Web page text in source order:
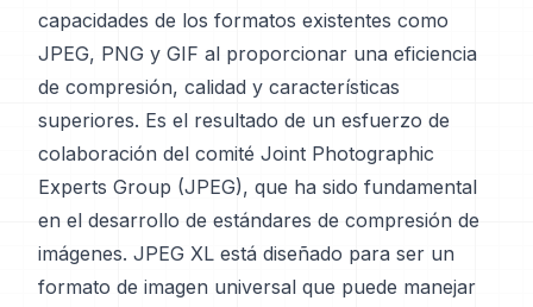
capacidades de los formatos existentes como
JPEG, PNG y GIF al proporcionar una eficiencia
de compresión, calidad y características
superiores. Es el resultado de un esfuerzo de
colaboración del comité Joint Photographic
Experts Group (JPEG), que ha sido fundamental
en el desarrollo de estándares de compresión de
imágenes. JPEG XL está diseñado para ser un
formato de imagen universal que puede manejar